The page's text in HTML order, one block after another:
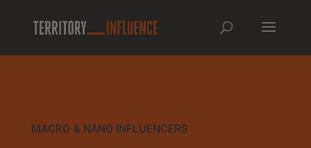
MACRO & NANO INFLUENCERS